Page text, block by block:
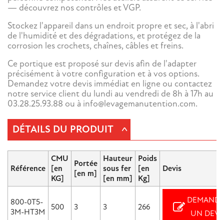
— découvrez nos contrôles et VGP.
Stockez l'appareil dans un endroit propre et sec, à l'abri
de l'humidité et des dégradations, et protégez de la
corrosion les crochets, chaînes, câbles et freins.
Ce portique est proposé sur devis afin de l'adapter
précisément à votre configuration et à vos options.
Demandez votre devis immédiat en ligne ou contactez
notre service client du lundi au vendredi de 8h à 17h au
03.28.25.93.88 ou à info@levagemanutention.com.
DÉTAILS DU PRODUIT ^
Référence
CMU
[en
KG]
Portée
[en m]
Hauteur
sous fer
[en mm]
Poids
[en
Kg]
Devis
800-0T5-
3M-HT3M
500 3 3 266
UN